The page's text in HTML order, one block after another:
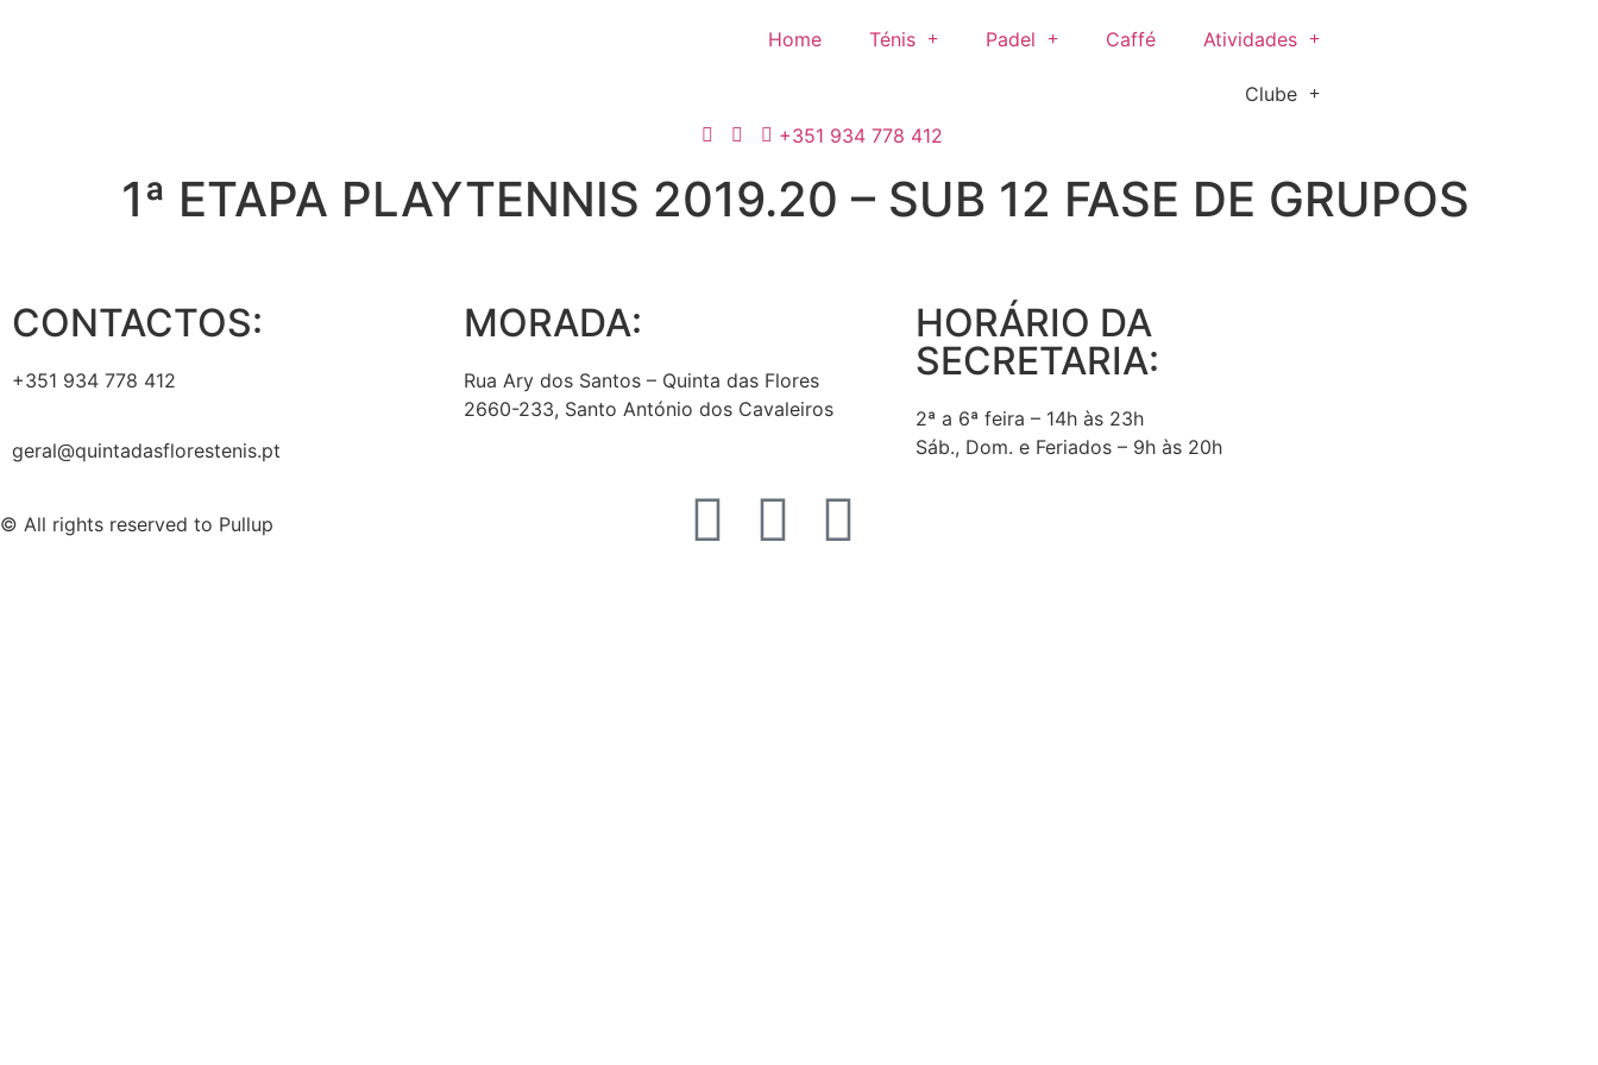
Home Ténis Padel Caffé Atividades
Clube
+351 934 778 412
1ª ETAPA PLAYTENNIS 2019.20 – SUB 12 FASE DE GRUPOS
CONTACTOS:
+351 934 778 412
geral@quintadasflorestenis.pt
MORADA:
Rua Ary dos Santos – Quinta das Flores
2660-233, Santo António dos Cavaleiros
HORÁRIO DA
SECRETARIA:
2ª a 6ª feira – 14h às 23h
Sáb., Dom. e Feriados – 9h às 20h
© All rights reserved to Pullup